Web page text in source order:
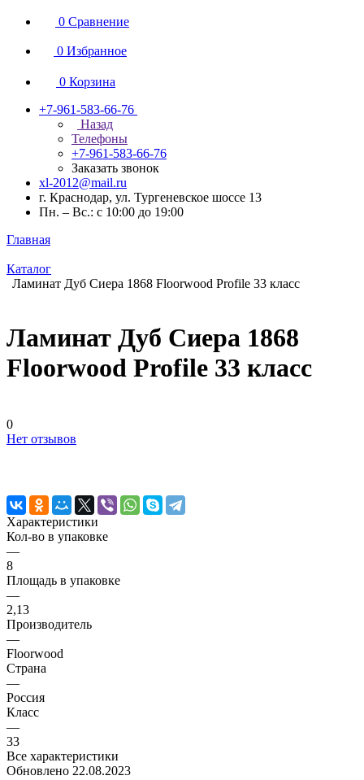
0 Сравнение
0 Избранное
0 Корзина
+7-961-583-66-76
Назад
Телефоны
+7-961-583-66-76
Заказать звонок
xl-2012@mail.ru
г. Краснодар, ул. Тургеневское шоссе 13
Пн. – Вс.: с 10:00 до 19:00
Главная
Каталог
Ламинат Дуб Сиера 1868 Floorwood Profile 33 класс
Ламинат Дуб Сиера 1868
Floorwood Profile 33 класс
0
Нет отзывов
Характеристики
Кол-во в упаковке
—
8
Площадь в упаковке
—
2,13
Производитель
—
Floorwood
Страна
—
Россия
Класс
—
33
Все характеристики
Обновлено 22.08.2023